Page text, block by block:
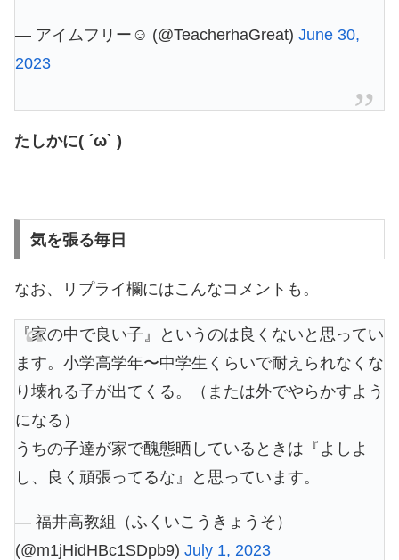
— アイムフリー☺︎ (@TeacherhaGreat) June 30,
2023
たしかに( ´ω` )
気を張る毎日
なお、リプライ欄にはこんなコメントも。
『家の中で良い子』というのは良くないと思ってい
ます。小学高学年〜中学生くらいで耐えられなくな
り壊れる子が出てくる。（または外でやらかすよう
になる）
うちの子達が家で醜態晒しているときは『よしよ
し、良く頑張ってるな』と思っています。
— 福井高教組（ふくいこうきょうそ）
(@m1jHidHBc1SDpb9) July 1, 2023